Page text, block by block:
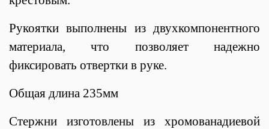
Рукоятки выполнены из двухкомпонентного
материала, что позволяет надежно
фиксировать отвертки в руке.
Общая длина 235мм
Стержни изготовлены из хромованадиевой